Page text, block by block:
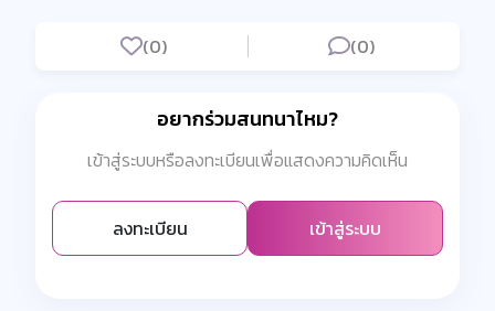
(0) (0)
อยากร่วมสนทนาไหม?
เข้าสู่ระบบหรือลงทะเบียนเพื่อแสดงความคิดเห็น
ลงทะเบียน เข้าสู่ระบบ